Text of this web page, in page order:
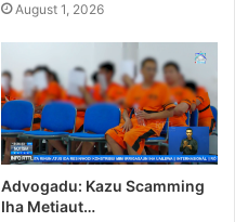
August 1, 2026
Advogadu: Kazu Scamming
Iha Metiaut…